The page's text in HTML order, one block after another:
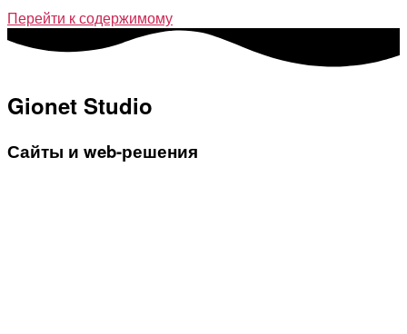
Перейти к содержимому
Gionet Studio
Сайты и web-решения